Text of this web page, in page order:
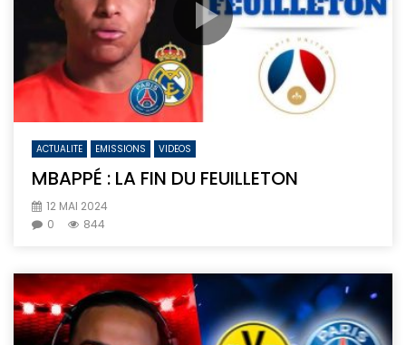
ACTUALITE EMISSIONS VIDEOS
MBAPPÉ : LA FIN DU FEUILLETON
12 MAI 2024
0
844